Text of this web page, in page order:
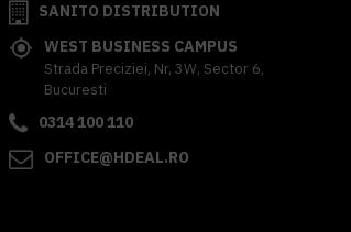
SANITO DISTRIBUTION
WEST BUSINESS CAMPUS
Strada Preciziei, Nr, 3W, Sector 6,
Bucuresti
0314 100 110
OFFICE@HDEAL.RO